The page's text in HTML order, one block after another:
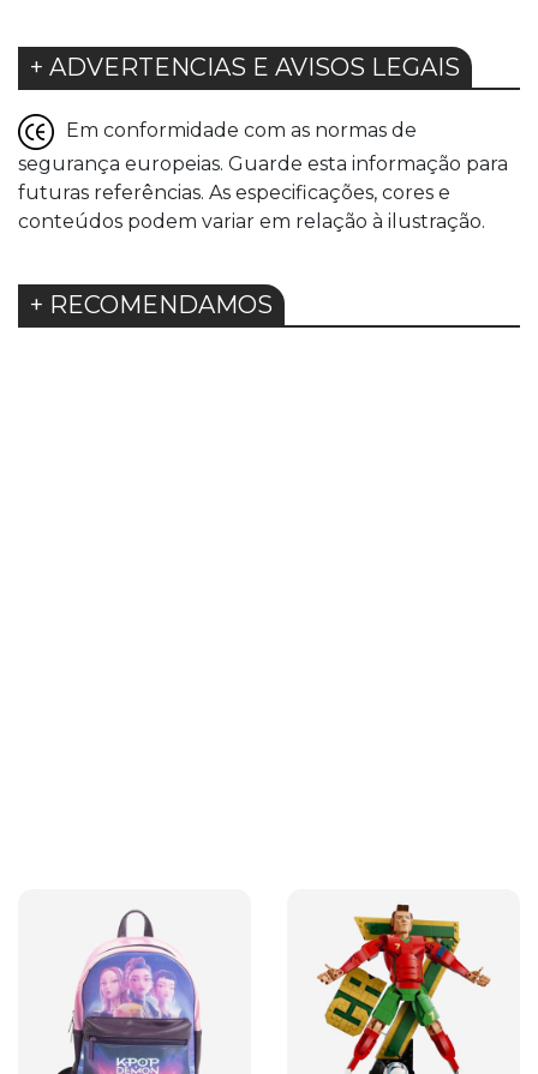
+ ADVERTENCIAS E AVISOS LEGAIS
Em conformidade com as normas de
segurança europeias. Guarde esta informação para
futuras referências. As especificações, cores e
conteúdos podem variar em relação à ilustração.
+ RECOMENDAMOS